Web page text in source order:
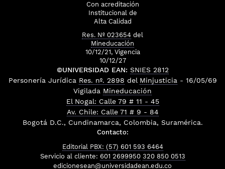
Con acreditación
Institucional de
Alta Calidad
Res. Nº 023654 del
Mineducación
10/12/21, Vigencia
10/12/27
©UNIVERSIDAD EAN: SNIES 2812
Personería Jurídica Res. nº. 2898 del Minjusticia - 16/05/69
Vigilada Mineducación
El Nogal: Calle 79 # 11 - 45
Av. Chile: Calle 71 # 9 - 84
Bogotá D.C., Cundinamarca, Colombia, Suramérica.
Contacto:
Editorial PBX: (57) 601 593 6464
Servicio al cliente: 601 2699950 320 850 0513
edicionesean@universidadean.edu.co